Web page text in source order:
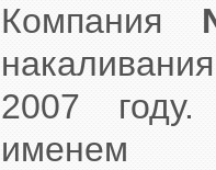
Компания
2007